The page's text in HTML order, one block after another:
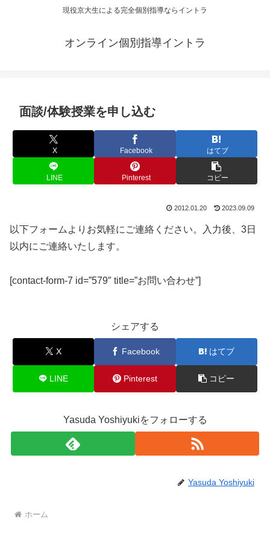
現役京大生による完全個別指導ならイントラ
オンライン個別指導イントラ
面談/体験授業を申し込む
X Facebook はてブ
LINE Pinterest コピー
2012.01.20 2023.09.09
以下フォームよりお気軽にご連絡ください。入力後、3日
以内にご連絡いたします。
[contact-form-7 id=”579″ title=”お問い合わせ”]
シェアする
X Facebook はてブ
LINE Pinterest コピー
Yasuda Yoshiyukiをフォローする
Yasuda Yoshiyuki
ホーム